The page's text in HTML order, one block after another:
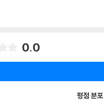
0.0
평점 분포